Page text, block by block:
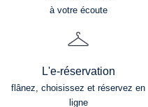
à votre écoute
L'e-réservation
flânez, choisissez et réservez en
ligne